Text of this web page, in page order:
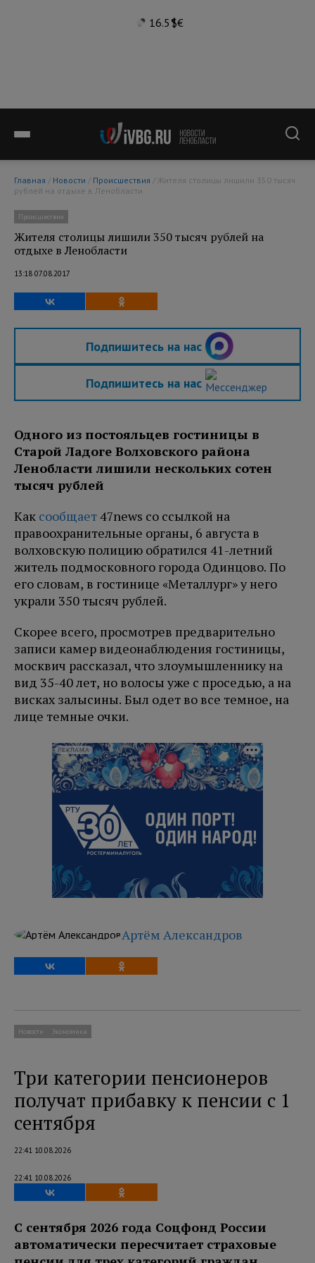
16.5°$€
Главная / Новости / Происшествия
рублей на отдыхе в Ленобласти
Происшествия
Жителя столицы лишили 350 тысяч рублей на
отдыхе в Ленобласти
13:18 07.08.2017
Подпишитесь на нас
Подпишитесь на нас
Одного из постояльцев гостиницы в
Старой Ладоге Волховского района
Ленобласти лишили нескольких сотен
тысяч рублей
Как сообщает47news со ссылкой на
правоохранительные органы, 6 августа в
волховскую полицию обратился 41-летний
житель подмосковного города Одинцово. По
его словам, в гостинице «Металлург» у него
украли 350 тысяч рублей.
Скорее всего, просмотрев предварительно
записи камер видеонаблюдения гостиницы,
москвич рассказал, что злоумышленнику на
вид 35-40 лет, но волосы уже с проседью, а на
висках залысины. Был одет во все темное, на
лице темные очки.
РЕКЛАМА
Артём Александров
Новости Экономика
Три категории пенсионеров
получат прибавку к пенсии с 1
сентября
22:41 10.08.2026
22:41 10.08.2026
С сентября 2026 года Соцфонд России
автоматически пересчитает страховые